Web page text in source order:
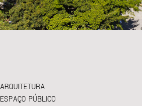
ARQUITETURA
ESPAÇO PÚBLICO